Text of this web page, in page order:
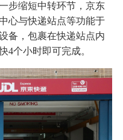
步缩短中转环节，京东
心与快递站点等功能于
备，包裹在快递站点内
4个小时即可完成。